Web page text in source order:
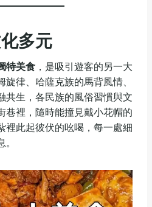
多元
特美食 ，是吸引遊客的另一大
律、哈薩克族的馬背風情、
共生，各民族的風俗習慣與文
巷裡，隨時能撞見戴小花帽的
裡此起彼伏的吆喝，每一處細